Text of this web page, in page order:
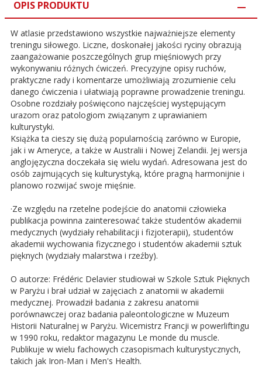
OPIS PRODUKTU
W atlasie przedstawiono wszystkie najważniejsze elementy
treningu siłowego. Liczne, doskonałej jakości ryciny obrazują
zaangażowanie poszczególnych grup mięśniowych przy
wykonywaniu różnych ćwiczeń. Precyzyjne opisy ruchów,
praktyczne rady i komentarze umożliwiają zrozumienie celu
danego ćwiczenia i ułatwiają poprawne prowadzenie treningu.
Osobne rozdziały poświęcono najczęściej występującym
urazom oraz patologiom związanym z uprawianiem
kulturystyki.
Książka ta cieszy się dużą popularnością zarówno w Europie,
jak i w Ameryce, a także w Australii i Nowej Zelandii. Jej wersja
anglojęzyczna doczekała się wielu wydań. Adresowana jest do
osób zajmujących się kulturystyką, które pragną harmonijnie i
planowo rozwijać swoje mięśnie.
·Ze względu na rzetelne podejście do anatomii człowieka
publikacja powinna zainteresować także studentów akademii
medycznych (wydziały rehabilitacji i fizjoterapii), studentów
akademii wychowania fizycznego i studentów akademii sztuk
pięknych (wydziały malarstwa i rzeźby).
O autorze: Frédéric Delavier studiował w Szkole Sztuk Pięknych
w Paryżu i brał udział w zajęciach z anatomii w akademii
medycznej. Prowadził badania z zakresu anatomii
porównawczej oraz badania paleontologiczne w Muzeum
Historii Naturalnej w Paryżu. Wicemistrz Francji w powerliftingu
w 1990 roku, redaktor magazynu Le monde du muscle.
Publikuje w wielu fachowych czasopismach kulturystycznych,
takich jak Iron-Man i Men's Health.